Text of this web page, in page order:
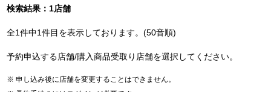
検索結果：1店舗
全1件中1件目を表示しております。(50音順)
予約申込する店舗/購入商品受取り店舗を選択してください。
申し込み後に店舗を変更することはできません。